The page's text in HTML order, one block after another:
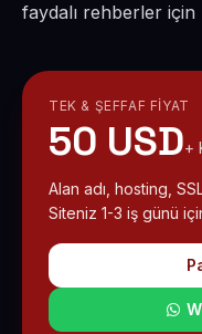
faydalı rehberler için
TEK & ŞEFFAF FIYAT
50 USD+
Alan adı, hosting,
Siteniz 1-3 iş günü